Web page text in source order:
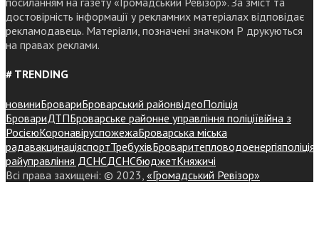
достовірність інформації у рекламних матеріалах відповідає
рекламодавець. Матеріали, позначені значком Р друкуються
на правах реклами.
# TRENDING
новиниБровариБроварський районвідеоПоліція
БровариДТПБроварське районне управління поліціївійна з
РосієюКоронавіруспожежаБроварська міська
радавакцинаціяспортТребухівБроваритепловодоенергіяполіція
райуправління ДСНСДСНСбюджетКняжичі
Всі права захищені: © 2023, «Громадський Ревізор»